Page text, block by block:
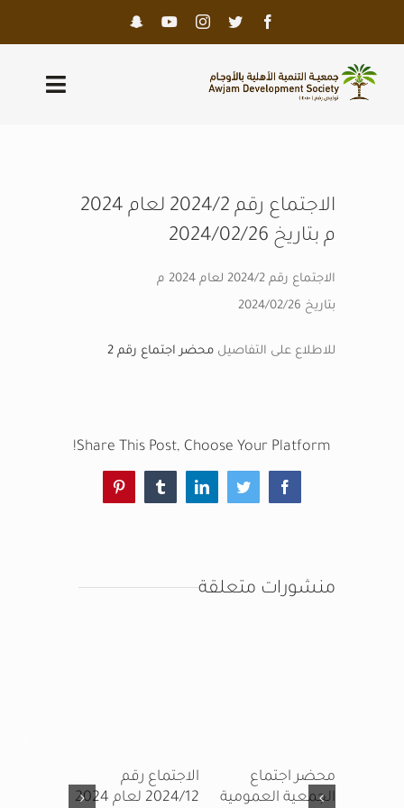
content
Toggle
عن الجمعية
خدمات الأعضاء
الاجتماع رقم 2024/2 لعام 2024
م بتاريخ 2024/02/26
الاجتماع رقم 2024/2 لعام 2024 م
بتاريخ 2024/02/26
للاطلاع على التفاصيلمحضر اجتماع رقم 2
Share This Post, Choose Your Platform!
Facebook
Twitter
LinkedIn
Tumblr
Pinterest
منشورات متعلقة
محضر اجتماع
الجمعية العمومية
الاجتماع رقم
2024/12 لعام 2024